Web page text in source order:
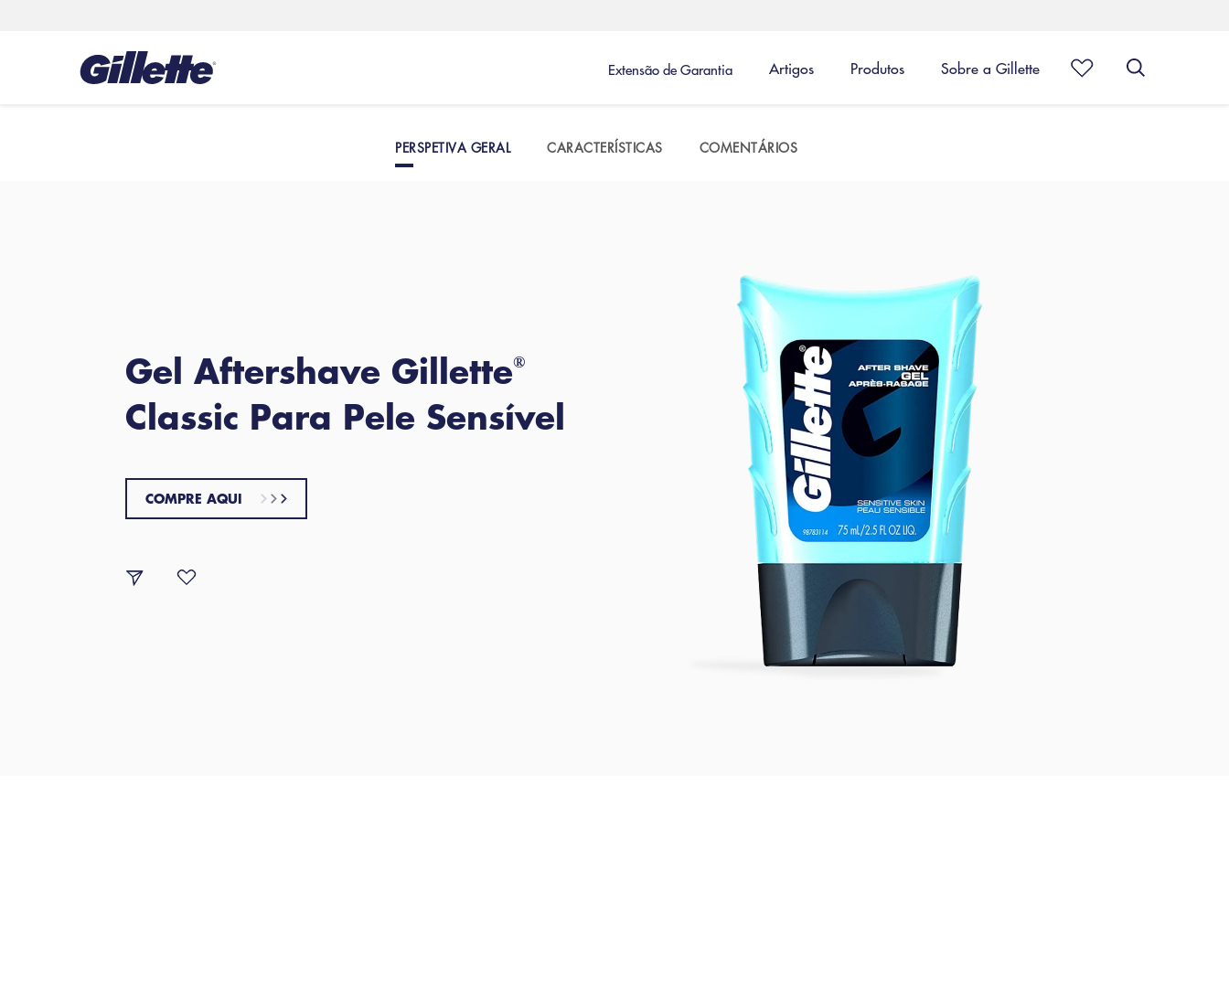
Extensão de Garantia Artigos Produtos Sobre a Gillette
PERSPETIVA GERAL CARACTERÍSTICAS COMENTÁRIOS
Gel Aftershave Gillette®
Classic Para Pele Sensível
COMPRE AQUI